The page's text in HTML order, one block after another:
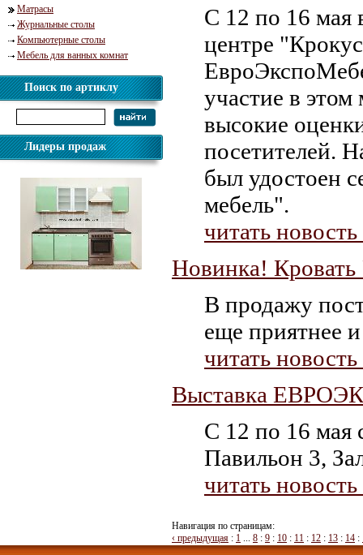
Матрасы
Журнальные столы
Компьютерные столы
Мебель для ванных комнат
Поиск по артиклу
Лидеры продаж
С 12 по 16 мая
центре
участие в
высокие
посетителей.
был удостоен
мебель".
читать
Новинка!
В продажу
еще приятнее
читать
Выставка
С 12 по 16
Павильон 3,
читать
Навигация по страницам:
‹ предыдущая : 1 ... 8 : 9 : 10 : 11 : 12 : 13 : 14 :